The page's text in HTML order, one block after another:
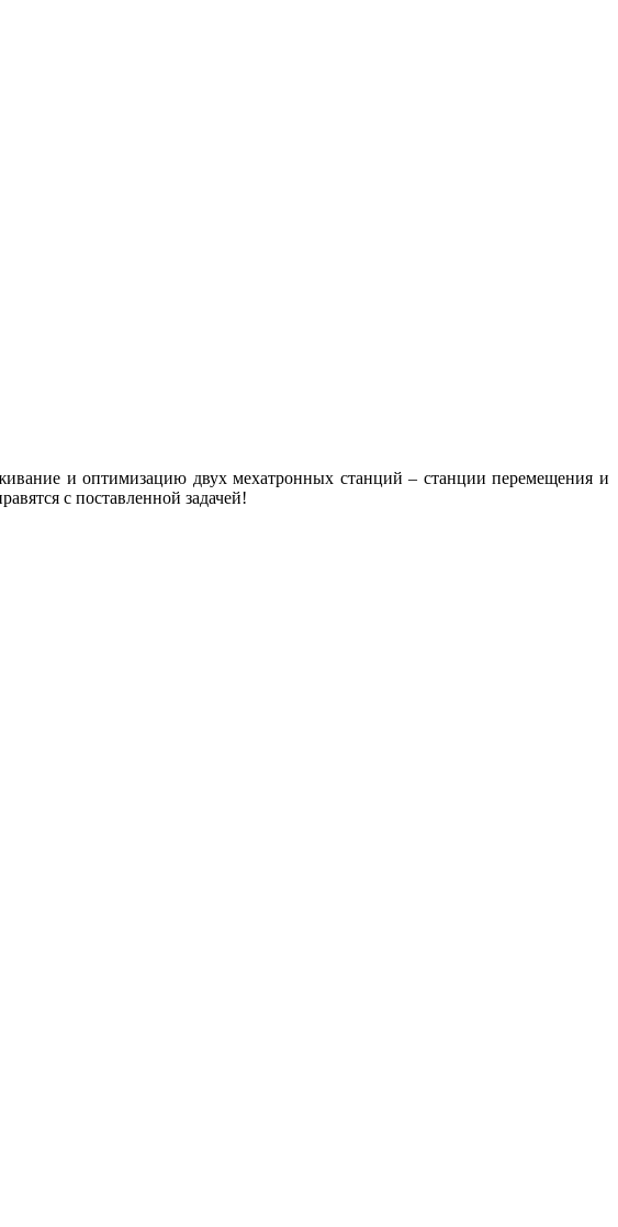
и оптимизацию двух мехатронных станций – станции перемещения и
с поставленной задачей!